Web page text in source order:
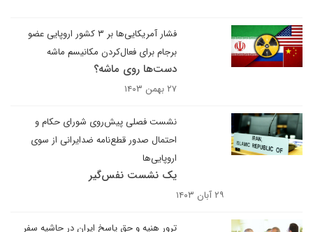
فشار آمریکایی‌ها بر ۳ کشور اروپایی عضو
برجام برای فعال‌کردن مکانیسم ماشه
دست‌ها روی ماشه؟
۲۷ بهمن ۱۴۰۳
نشست فصلی پیش‌روی شورای حکام و
احتمال صدور قطع‌نامه ضدایرانی از سوی
اروپایی‌ها
یک نشست نفس‌گیر
۲۹ آبان ۱۴۰۳
ترور هنیه و حق پاسخ ایران در حاشیه سفر